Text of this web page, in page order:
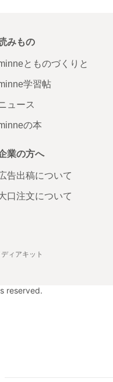
みもの
とものづくりと
学習帖
ュース
の本
業の方へ
告出稿について
口注文について
ディアキット
reserved.